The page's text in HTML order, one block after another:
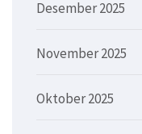
Desember 2025
November 2025
Oktober 2025